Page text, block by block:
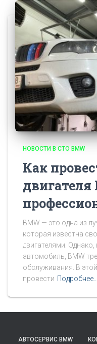
НОВОСТИ В СТО BMW
Как
двигателя
BMW — это одна из
которая известна
двигателями.
автомобиль, BMW
обслуживания. В
провести Подробнее…
АВТОСЕРВИС BMW